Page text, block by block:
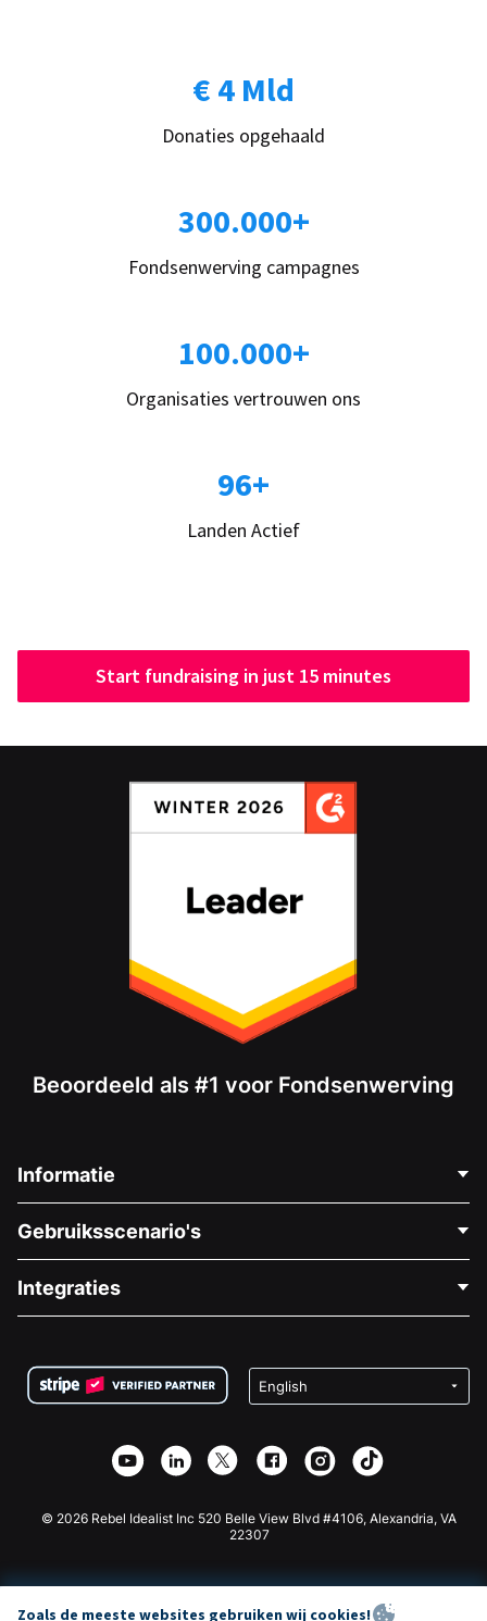
€ 4 Mld
Donaties opgehaald
300.000+
Fondsenwerving campagnes
100.000+
Organisaties vertrouwen ons
96+
Landen Actief
Start fundraising in just 15 minutes
Beoordeeld als #1 voor Fondsenwerving
Informatie
Over Ons
Vacatures
Privacy
Affiliate Partnerschap
Gebruiksscenario's
Medische Fondsenwerving
Goede Doelen Fondsenwerving
Integraties
Wix Donatie Plugin
Webflow Donatie App
Joomla Donatie
© 2026 Rebel Idealist Inc 520 Belle View Blvd #4106, Alexandria, VA
22307
Zoals de meeste websites gebruiken wij cookies!